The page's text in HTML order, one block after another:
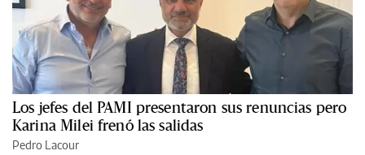
Los jefes del PAMI presentaron sus renuncias pero
Karina Milei frenó las salidas
Pedro Lacour